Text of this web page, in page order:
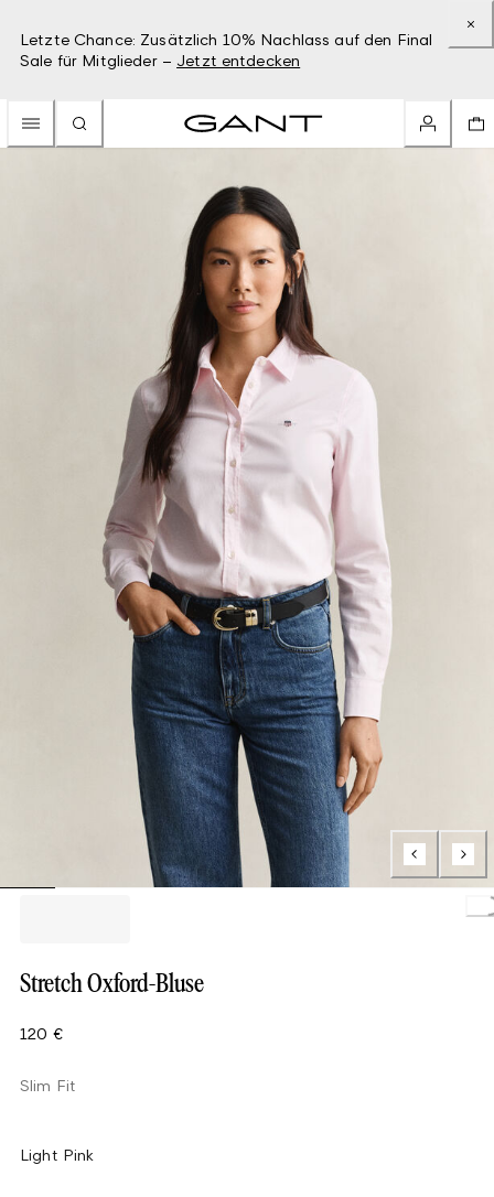
Letzte Chance: Zusätzlich 10% Nachlass auf den Final
Sale für Mitglieder – Jetzt entdecken
Stretch Oxford-Bluse
120 €
Slim Fit
Light Pink